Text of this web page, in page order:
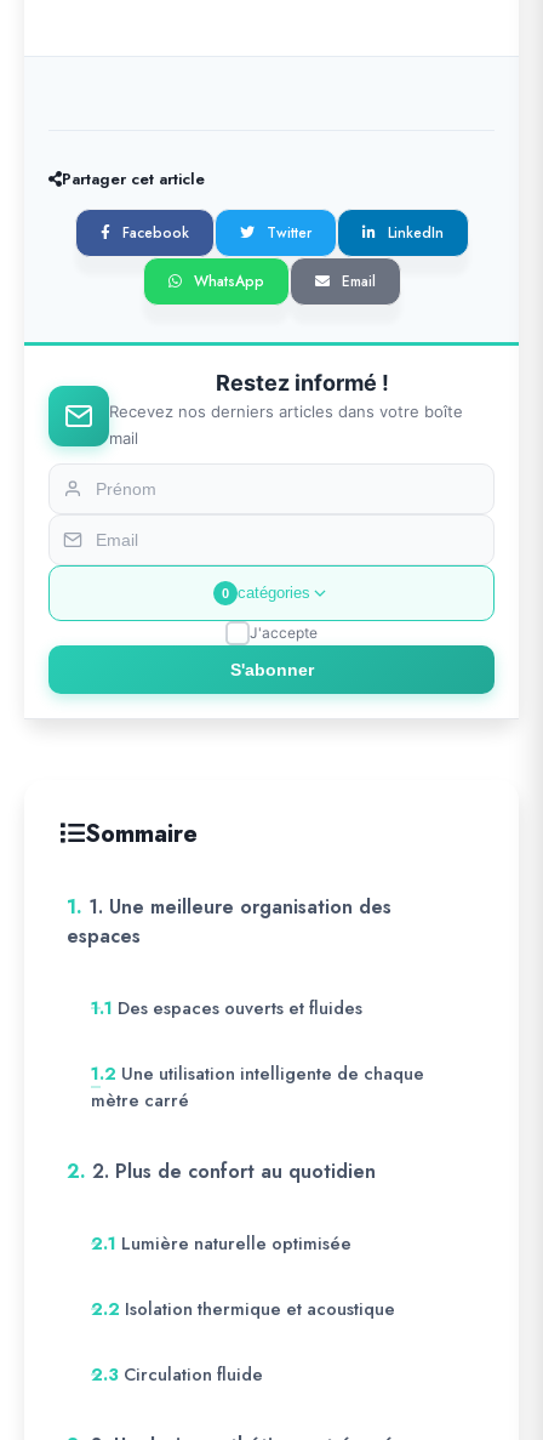
Partager cet article
Facebook Twitter LinkedIn
WhatsApp Email
Restez informé !
Recevez nos derniers articles dans votre boîte
mail
0 catégories
J'accepte
S'abonner
Sommaire
1. 1. Une meilleure organisation des
espaces
1.1 Des espaces ouverts et fluides
1.2 Une utilisation intelligente de chaque
mètre carré
2. 2. Plus de confort au quotidien
2.1 Lumière naturelle optimisée
2.2 Isolation thermique et acoustique
2.3 Circulation fluide